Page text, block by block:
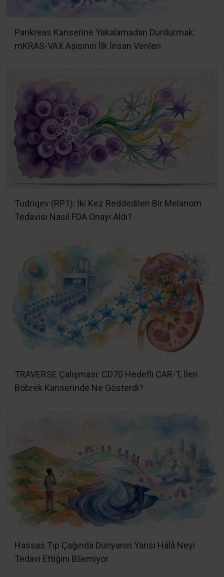
Pankreas Kanserine Yakalamadan Durdurmak:
mKRAS-VAX Aşısının İlk İnsan Verileri
Tudriqev (RP1): İki Kez Reddedilen Bir Melanom
Tedavisi Nasıl FDA Onayı Aldı?
TRAVERSE Çalışması: CD70 Hedefli CAR-T, İleri
Böbrek Kanserinde Ne Gösterdi?
Hassas Tıp Çağında Dünyanın Yarısı Hâlâ Neyi
Tedavi Ettiğini Bilemiyor